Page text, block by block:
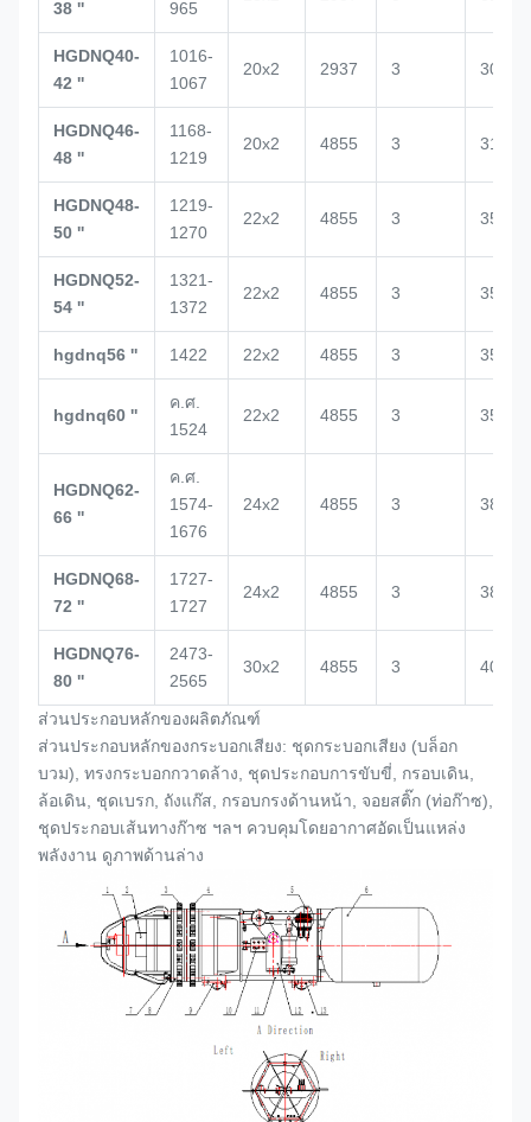
38 ''
965
HGDNQ40-
42 ''
1016-
1067
20x2 2937 3 3029
HGDNQ46-
48 ''
1168-
1219
20x2 4855 3 3100
HGDNQ48-
50 ''
1219-
1270
22x2 4855 3 3517
HGDNQ52-
54 ''
1321-
1372
22x2 4855 3 3520
hgdnq56 '' 1422 22x2 4855 3 3500
hgdnq60 ''
ค.ศ.
1524
22x2 4855 3 3500
HGDNQ62-
66 ''
ค.ศ.
1574-
1676
24x2 4855 3 3864
HGDNQ68-
72 ''
1727-
1727
24x2 4855 3 3864
HGDNQ76-
80 ''
2473-
2565
30x2 4855 3 4000
ส่วนประกอบหลักของผลิตภัณฑ์
ส่วนประกอบหลักของกระบอกเสียง: ชุดกระบอกเสียง (บล็อก
บวม), ทรงกระบอกกวาดล้าง, ชุดประกอบการขับขี่, กรอบเดิน,
ล้อเดิน, ชุดเบรก, ถังแก๊ส, กรอบกรงด้านหน้า, จอยสติ๊ก (ท่อก๊าซ),
ชุดประกอบเส้นทางก๊าซ ฯลฯ ควบคุมโดยอากาศอัดเป็นแหล่ง
พลังงาน ดูภาพด้านล่าง